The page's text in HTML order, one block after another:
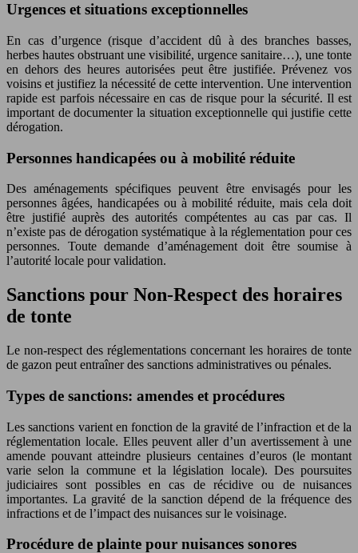
Urgences et situations exceptionnelles
En cas d’urgence (risque d’accident dû à des branches basses,
herbes hautes obstruant une visibilité, urgence sanitaire…), une tonte
en dehors des heures autorisées peut être justifiée. Prévenez vos
voisins et justifiez la nécessité de cette intervention. Une intervention
rapide est parfois nécessaire en cas de risque pour la sécurité. Il est
important de documenter la situation exceptionnelle qui justifie cette
dérogation.
Personnes handicapées ou à mobilité réduite
Des aménagements spécifiques peuvent être envisagés pour les
personnes âgées, handicapées ou à mobilité réduite, mais cela doit
être justifié auprès des autorités compétentes au cas par cas. Il
n’existe pas de dérogation systématique à la réglementation pour ces
personnes. Toute demande d’aménagement doit être soumise à
l’autorité locale pour validation.
Sanctions pour Non-Respect des horaires
de tonte
Le non-respect des réglementations concernant les horaires de tonte
de gazon peut entraîner des sanctions administratives ou pénales.
Types de sanctions: amendes et procédures
Les sanctions varient en fonction de la gravité de l’infraction et de la
réglementation locale. Elles peuvent aller d’un avertissement à une
amende pouvant atteindre plusieurs centaines d’euros (le montant
varie selon la commune et la législation locale). Des poursuites
judiciaires sont possibles en cas de récidive ou de nuisances
importantes. La gravité de la sanction dépend de la fréquence des
infractions et de l’impact des nuisances sur le voisinage.
Procédure de plainte pour nuisances sonores